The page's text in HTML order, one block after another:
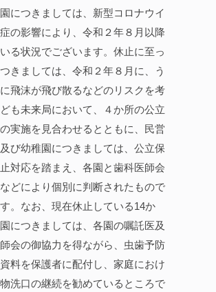
につきましては、新型コロナウイ
の影響により、令和２年８月以降
る状況でございます。休止に至っ
きましては、令和２年８月に、う
飛沫が飛び散るなどのリスクを考
も未来局において、４か所の公立
実施を見合わせるとともに、民営
び幼稚園につきましては、公立保
対応を踏まえ、各園と歯科医師会
どにより個別に判断されたもので
。なお、現在休止している14か
につきましては、各園の嘱託医及
会の御協力を得ながら、虫歯予防
料を保護者に配付し、家庭におけ
洗口の継続を勧めているところで